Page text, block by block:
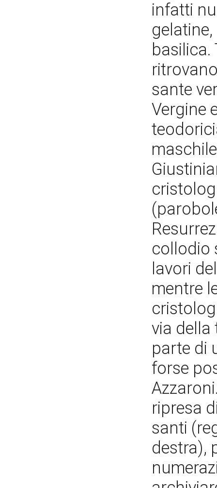
infatti
basilica.
sante
Vergine
collodio
lavori
mentre
via della
parte di
forse
ripresa
santi
destra),